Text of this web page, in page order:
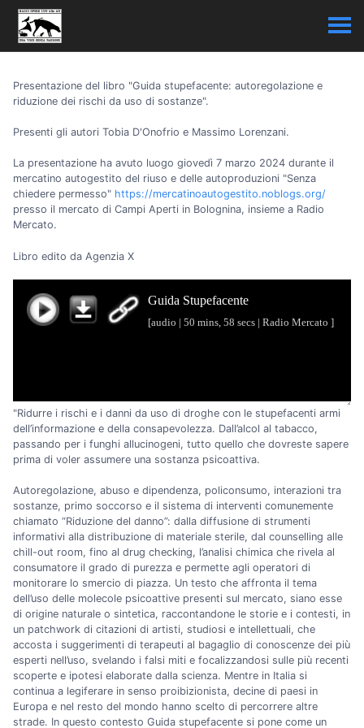
Presentazione del libro "Guida stupefacente: autoregolazione e
riduzione dei rischi da uso di sostanze".
Presenti gli autori Tobia D'Onofrio e Massimo Lorenzani.
La presentazione ha avuto luogo giovedì 7 marzo 2024 durante il
mercatino autogestito del riuso e delle autoproduzioni "Senza
chiedere permesso" https://mercatinoautogestito.noblogs.org/
presso il mercato di Campi Aperti in Bolognina, insieme a Radio
Mercato.
Libro edito da Agenzia X
"Ridurre i rischi e i danni da uso di droghe con le stupefacenti armi
dell’informazione e della consapevolezza. Dall’alcol al tabacco,
passando per i funghi allucinogeni, tutto quello che dovreste sapere
prima di voler assumere una sostanza psicoattiva.
Autoregolazione, abuso e dipendenza, policonsumo, interazioni tra
sostanze, primo soccorso e il sistema di interventi comunemente
chiamato “Riduzione del danno”: dalla diffusione di strumenti
informativi alla distribuzione di materiale sterile, dal counselling alle
chill-out room, fino al drug checking, l’analisi chimica che rivela al
consumatore il grado di purezza e permette agli operatori di
monitorare lo smercio di piazza. Un testo che affronta il tema
dell’uso delle molecole psicoattive presenti sul mercato, siano esse
di origine naturale o sintetica, raccontandone le storie e i contesti, in
un patchwork di citazioni di artisti, studiosi e intellettuali, che
accosta i suggerimenti di terapeuti al bagaglio di conoscenze dei più
esperti nell’uso, svelando i falsi miti e focalizzandosi sulle più recenti
scoperte e ipotesi elaborate dalla scienza. Mentre in Italia si
continua a legiferare in senso proibizionista, decine di paesi in
Europa e nel resto del mondo hanno scelto di percorrere altre
strade. In questo contesto Guida stupefacente si pone come un